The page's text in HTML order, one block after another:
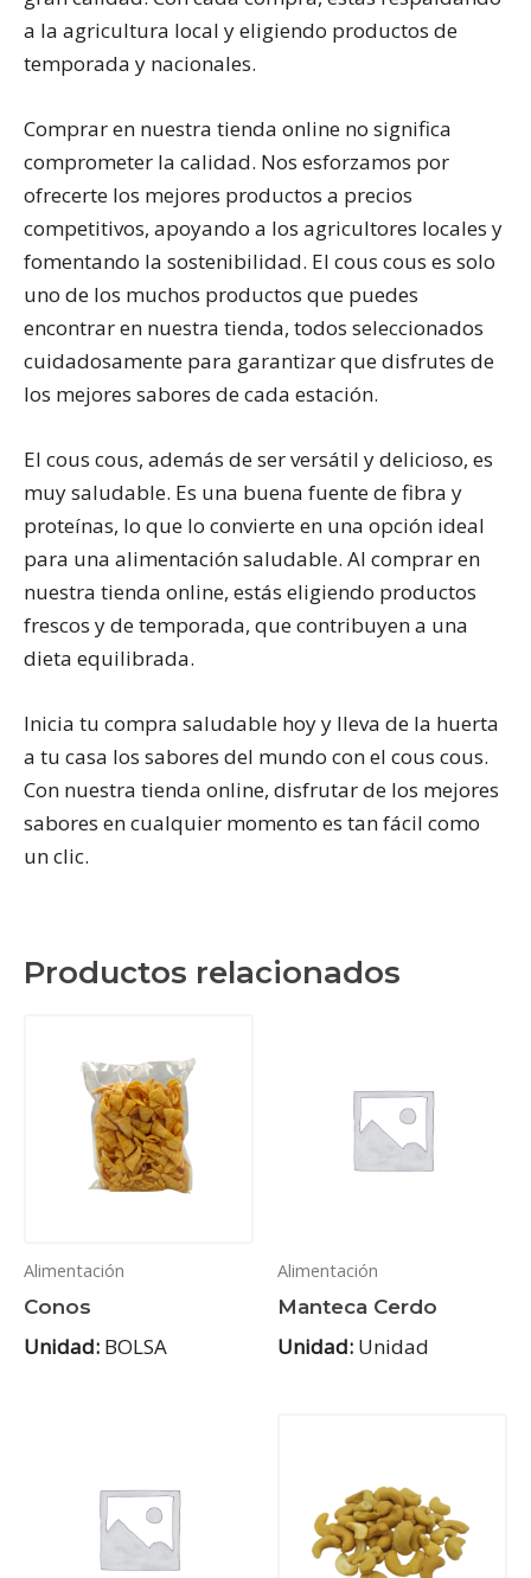
a la agricultura local y eligiendo productos de
temporada y nacionales.
Comprar en nuestra tienda online no significa
comprometer la calidad. Nos esforzamos por
ofrecerte los mejores productos a precios
competitivos, apoyando a los agricultores locales y
fomentando la sostenibilidad. El cous cous es solo
uno de los muchos productos que puedes
encontrar en nuestra tienda, todos seleccionados
cuidadosamente para garantizar que disfrutes de
los mejores sabores de cada estación.
El cous cous, además de ser versátil y delicioso, es
muy saludable. Es una buena fuente de fibra y
proteínas, lo que lo convierte en una opción ideal
para una alimentación saludable. Al comprar en
nuestra tienda online, estás eligiendo productos
frescos y de temporada, que contribuyen a una
dieta equilibrada.
Inicia tu compra saludable hoy y lleva de la huerta
a tu casa los sabores del mundo con el cous cous.
Con nuestra tienda online, disfrutar de los mejores
sabores en cualquier momento es tan fácil como
un clic.
Productos relacionados
Alimentación
Conos
Unidad: BOLSA
Alimentación
Manteca Cerdo
Unidad: Unidad